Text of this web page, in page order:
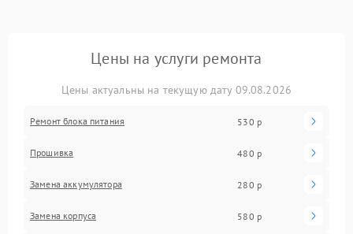
Цены на услуги ремонта
Цены актуальны на текущую дату 09.08.2026
Ремонт блока питания 530 р
Прошивка 480 р
Замена аккумулятора 280 р
Замена корпуса 580 р